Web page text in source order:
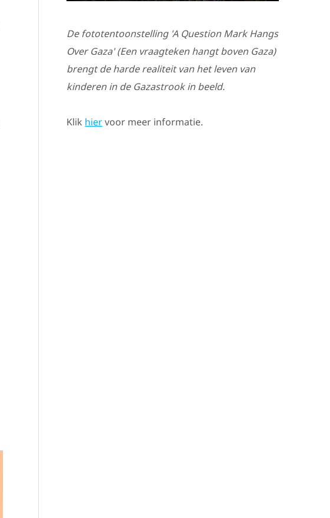
De fototentoonstelling 'A Question Mark Hangs
Over Gaza' (Een vraagteken hangt boven Gaza)
brengt de harde realiteit van het leven van
kinderen in de Gazastrook in beeld.
Klik hiervoor meer informatie.